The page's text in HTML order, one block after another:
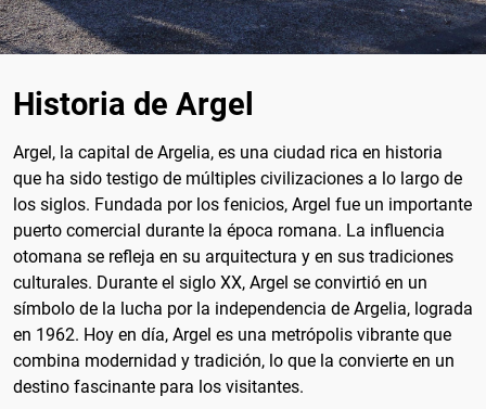
Historia de Argel
Argel, la capital de Argelia, es una ciudad rica en historia
que ha sido testigo de múltiples civilizaciones a lo largo de
los siglos. Fundada por los fenicios, Argel fue un importante
puerto comercial durante la época romana. La influencia
otomana se refleja en su arquitectura y en sus tradiciones
culturales. Durante el siglo XX, Argel se convirtió en un
símbolo de la lucha por la independencia de Argelia, lograda
en 1962. Hoy en día, Argel es una metrópolis vibrante que
combina modernidad y tradición, lo que la convierte en un
destino fascinante para los visitantes.